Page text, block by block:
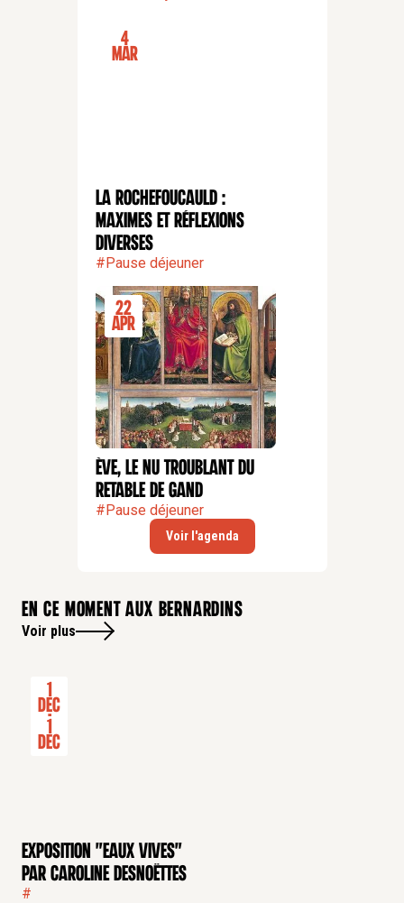
CONFÉRENCE
4
Mar
La Rochefoucauld :
Maximes et Réflexions
diverses
#Pause déjeuner
CONFÉRENCE
22
Apr
Ève, le nu troublant du
retable de Gand
#Pause déjeuner
Voir l'agenda
En ce moment aux bernardins
Voir plus
1
Dec
-
1
Dec
Exposition "Eaux Vives"
par Caroline Desnoëttes
#